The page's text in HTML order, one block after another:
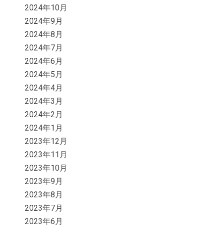
2024年10月
2024年9月
2024年8月
2024年7月
2024年6月
2024年5月
2024年4月
2024年3月
2024年2月
2024年1月
2023年12月
2023年11月
2023年10月
2023年9月
2023年8月
2023年7月
2023年6月